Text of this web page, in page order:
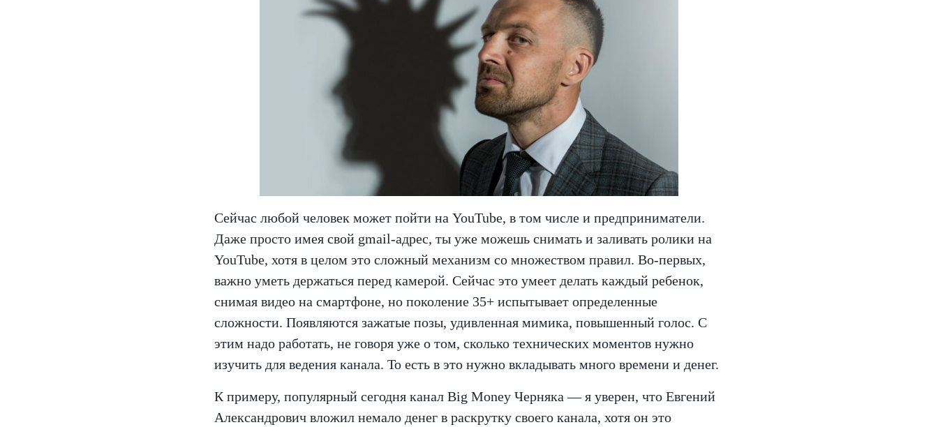
Сейчас любой человек может пойти на YouTube, в том числе и предприниматели.
Даже просто имея свой gmail-адрес, ты уже можешь снимать и заливать ролики на
YouTube, хотя в целом это сложный механизм со множеством правил. Во-первых,
важно уметь держаться перед камерой. Сейчас это умеет делать каждый ребенок,
снимая видео на смартфоне, но поколение 35+ испытывает определенные
сложности. Появляются зажатые позы, удивленная мимика, повышенный голос. С
этим надо работать, не говоря уже о том, сколько технических моментов нужно
изучить для ведения канала. То есть в это нужно вкладывать много времени и денег.
К примеру, популярный сегодня канал Big Money Черняка — я уверен, что Евгений
Александрович вложил немало денег в раскрутку своего канала, хотя он это